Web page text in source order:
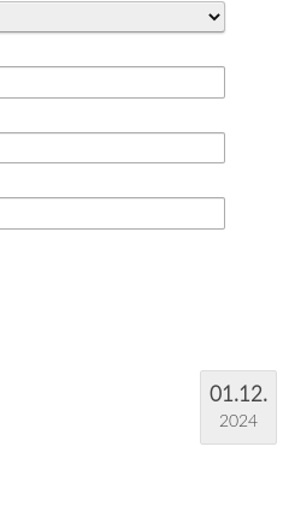
01.12.
2024